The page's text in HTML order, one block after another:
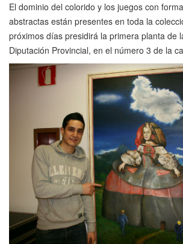
El dominio del colorido y los juegos con
abstractas están presentes en toda la
próximos días presidirá la primera planta de
Diputación Provincial, en el número 3 de la